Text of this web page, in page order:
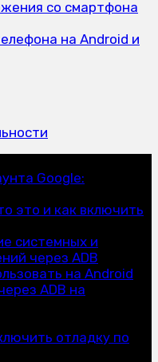
на Android и
Google:
это и как включить
системных и
через ADB
на Android
ADB на
отладку по